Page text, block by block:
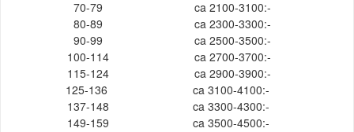
70-79
ca 2100-3100:-
80-89
ca 2300-3300:-
90-99
ca 2500-3500:-
100-114
ca 2700-3700:-
115-124
ca 2900-3900:-
125-136
ca 3100-4100:-
137-148
ca 3300-4300:-
149-159
ca 3500-4500:-